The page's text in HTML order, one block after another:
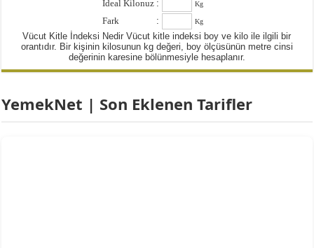
İdeal Kilonuz : Kg
Fark : Kg
Vücut Kitle İndeksi Nedir Vücut kitle indeksi boy ve kilo ile ilgili bir
orantıdır. Bir kişinin kilosunun kg değeri, boy ölçüsünün metre cinsi
değerinin karesine bölünmesiyle hesaplanır.
YemekNet | Son Eklenen Tarifler